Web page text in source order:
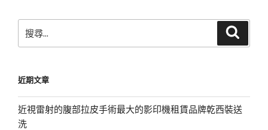
尋
字:
近期文章
近視雷射的腹部拉皮手術最大的影印機租賃品牌乾西裝送
洗